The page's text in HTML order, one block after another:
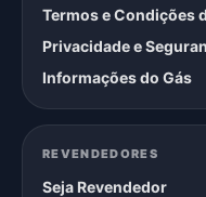
Termos e Condições
Privacidade e
Informações do Gás
REVENDEDORES
Seja Revendedor